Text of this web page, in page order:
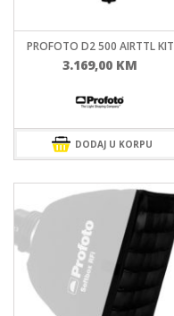
PROFOTO D2 500 AIRTTL KIT
3.169,00 KM
DODAJ U KORPU